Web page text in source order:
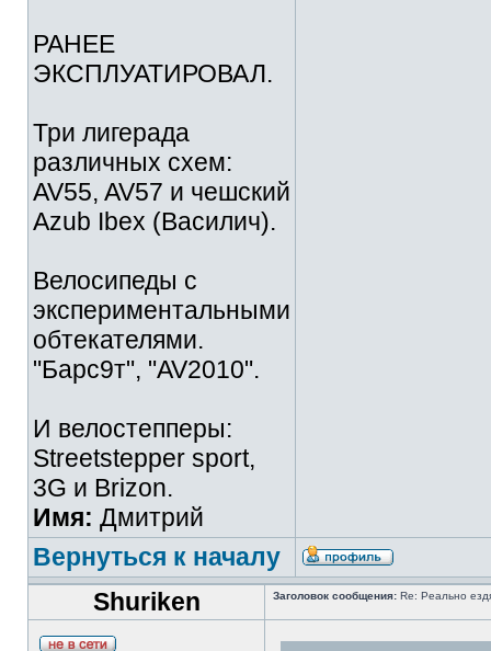
РАНЕЕ
ЭКСПЛУАТИРОВАЛ.
Три лигерада
различных схем:
AV55, AV57 и чешский
Azub Ibex (Василич).
Велосипеды с
экспериментальными
обтекателями.
"Барс9т", "AV2010".
И велостепперы:
Streetstepper sport,
3G и Brizon.
Имя: Дмитрий
Вернуться к началу
Shuriken
Заголовок сообщения: Re: Реально